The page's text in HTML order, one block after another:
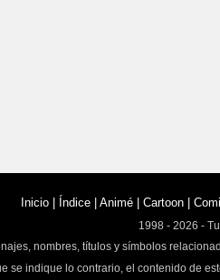
Inicio Índice Animé Cartoon
1998 - 2026 -
nombres, títulos y símbolos
se indique lo contrario, el contenido de